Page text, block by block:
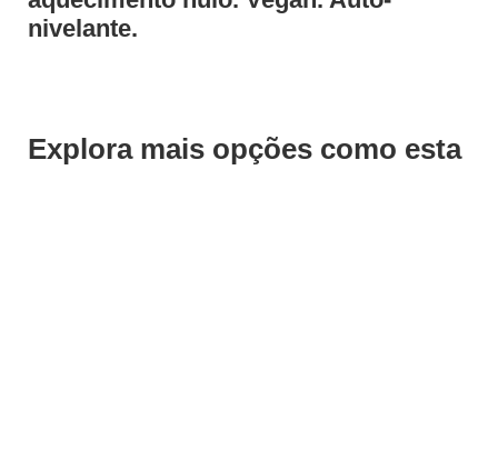
nivelante.
Explora mais opções como esta